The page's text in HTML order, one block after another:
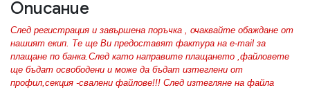
Описание
След регистрация и завършена поръчка , очаквайте обаждане от
нашият екип. Те ще Ви предоставят фактура на e-mail за
плащане по банка.След като направите плащането ,файловете
ще бъдат освободени и може да бъдат изтеглени от
профил,секция -свалени файлове!!! След изтегляне на файла